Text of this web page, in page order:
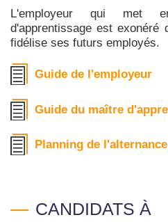
L'employeur qui met
d'apprentissage est exonéré
fidélise ses futurs employés.
Guide de l'employeur
Guide du maître
Planning de
CANDIDATS À